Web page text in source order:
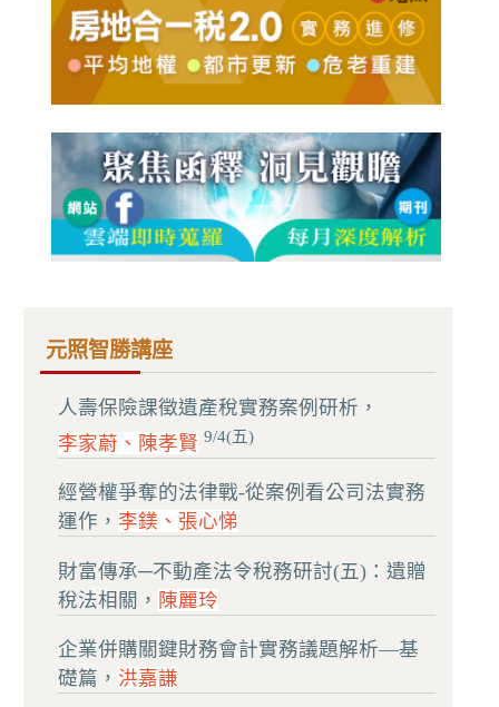
元照智勝講座
人壽保險課徵遺產稅實務案例研析，
李家蔚、陳孝賢 9/4(五)
經營權爭奪的法律戰-從案例看公司法實務
運作， 李鎂、張心悌
財富傳承─不動產法令稅務研討(五)：遺贈
稅法相關， 陳麗玲
企業併購關鍵財務會計實務議題解析—基
礎篇， 洪嘉謙